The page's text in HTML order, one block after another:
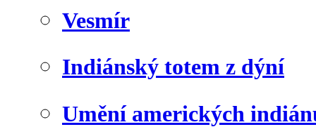
Vesmír
Indiánský totem z dýní
Umění amerických